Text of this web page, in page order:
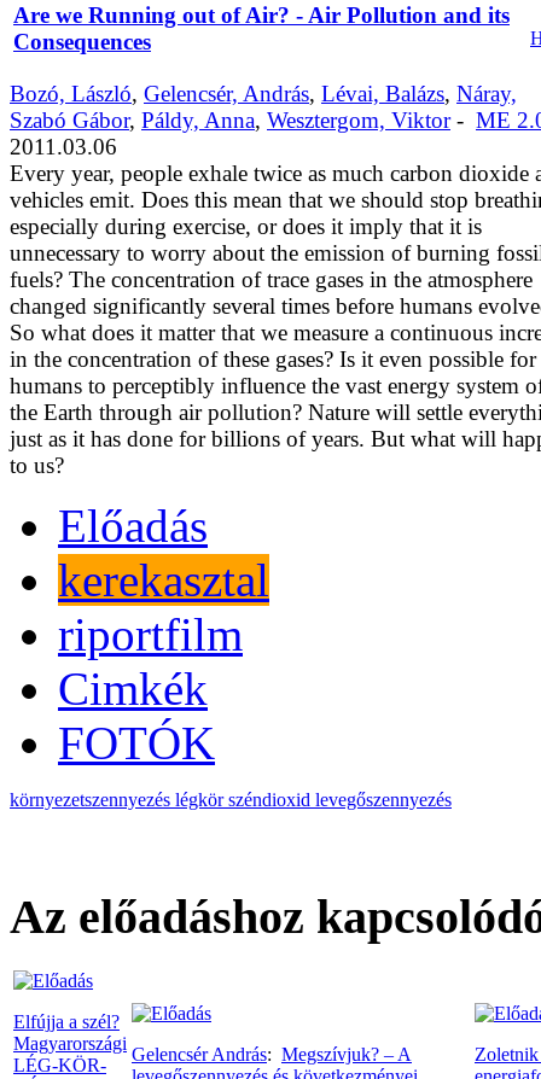
Are we Running out of Air? - Air Pollution and its
Consequences
Bozó, László, Gelencsér, András, Lévai, Balázs, Náray,
Szabó Gábor, Páldy, Anna, Wesztergom, Viktor- ME
2011.03.06
Every year, people exhale twice as much carbon dioxide
vehicles emit. Does this mean that we should stop
especially during exercise, or does it imply that it is
unnecessary to worry about the emission of burning
fuels? The concentration of trace gases in the atmosphere
changed significantly several times before humans
So what does it matter that we measure a continuous
in the concentration of these gases? Is it even possible for
humans to perceptibly influence the vast energy system
the Earth through air pollution? Nature will settle
just as it has done for billions of years. But what will
to us?
Előadás
kerekasztal
riportfilm
Cimkék
FOTÓK
környezetszennyezés légkörszéndioxid levegőszennyezés
Az előadáshoz
Elfújja a szél?
Magyarországi
LÉG-KÖR-
Gelencsér András: Megszívjuk? – A
Zoletnik